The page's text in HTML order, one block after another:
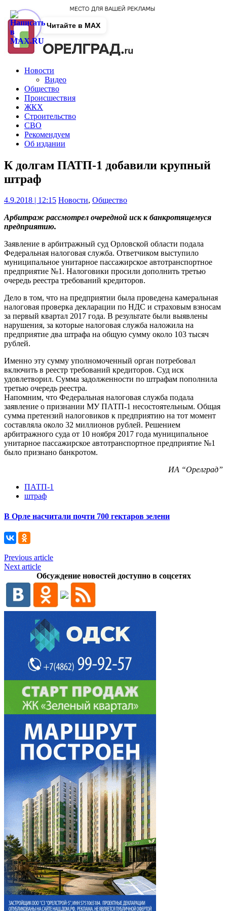
Новости
Видео
Общество
Происшествия
ЖКХ
Строительство
СВО
Рекомендуем
Об издании
К долгам ПАТП-1 добавили крупный
штраф
4.9.2018 | 12:15 Новости, Общество
Арбитраж рассмотрел очередной иск к банкротящемуся
предприятию.
Заявление в арбитражный суд Орловской области подала
Федеральная налоговая служба. Ответчиком выступило
муниципальное унитарное пассажирское автотранспортное
предприятие №1. Налоговики просили дополнить третью
очередь реестра требований кредиторов.
Дело в том, что на предприятии была проведена камеральная
налоговая проверка декларации по НДС и страховым взносам
за первый квартал 2017 года. В результате были выявлены
нарушения, за которые налоговая служба наложила на
предприятие два штрафа на общую сумму около 103 тысяч
рублей.
Именно эту сумму уполномоченный орган потребовал
включить в реестр требований кредиторов. Суд иск
удовлетворил. Сумма задолженности по штрафам пополнила
третью очередь реестра.
Напомним, что Федеральная налоговая служба подала
заявление о признании МУ ПАТП-1 несостоятельным. Общая
сумма претензий налоговиков к предприятию на тот момент
составляла около 32 миллионов рублей. Решением
арбитражного суда от 10 ноября 2017 года муниципальное
унитарное пассажирское автотранспортное предприятие №1
было признано банкротом.
ИА “Орелград”
ПАТП-1
штраф
В Орле насчитали почти 700 гектаров зелени
Previous article
Next article
Обсуждение новостей доступно в соцсетях
Читайте в MAX